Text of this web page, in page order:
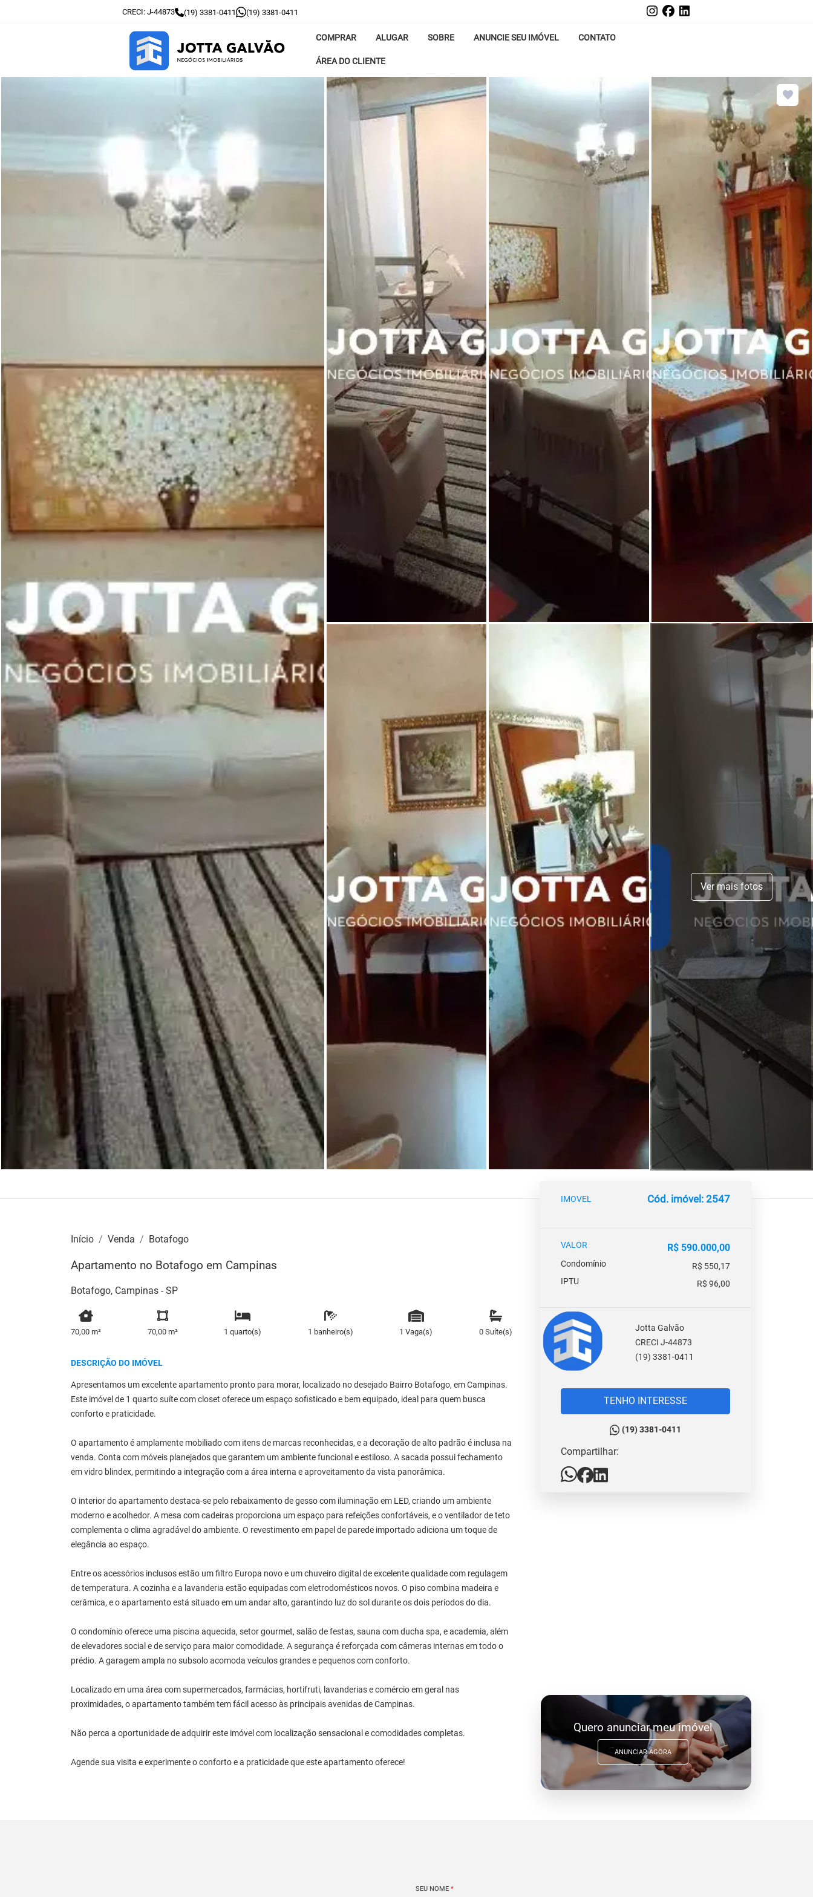
CRECI: J-44873 (19) 3381-0411 (19) 3381-0411
COMPRAR ALUGAR SOBRE ANUNCIE SEU IMÓVEL CONTATO
ÁREA DO CLIENTE
Ver mais fotos
Início Venda Botafogo
Apartamento no Botafogo em Campinas
Botafogo, Campinas - SP
70,00 m² 70,00 m² 1 quarto(s) 1 banheiro(s) 1 Vaga(s) 0 Suíte(s)
DESCRIÇÃO DO IMÓVEL
Apresentamos um excelente apartamento pronto para morar, localizado no desejado Bairro Botafogo, em Campinas.
Este imóvel de 1 quarto suíte com closet oferece um espaço sofisticado e bem equipado, ideal para quem busca
conforto e praticidade.
O apartamento é amplamente mobiliado com itens de marcas reconhecidas, e a decoração de alto padrão é inclusa na
venda. Conta com móveis planejados que garantem um ambiente funcional e estiloso. A sacada possui fechamento
em vidro blindex, permitindo a integração com a área interna e aproveitamento da vista panorâmica.
O interior do apartamento destaca-se pelo rebaixamento de gesso com iluminação em LED, criando um ambiente
moderno e acolhedor. A mesa com cadeiras proporciona um espaço para refeições confortáveis, e o ventilador de teto
complementa o clima agradável do ambiente. O revestimento em papel de parede importado adiciona um toque de
elegância ao espaço.
Entre os acessórios inclusos estão um filtro Europa novo e um chuveiro digital de excelente qualidade com regulagem
de temperatura. A cozinha e a lavanderia estão equipadas com eletrodomésticos novos. O piso combina madeira e
cerâmica, e o apartamento está situado em um andar alto, garantindo luz do sol durante os dois períodos do dia.
O condomínio oferece uma piscina aquecida, setor gourmet, salão de festas, sauna com ducha spa, e academia, além
de elevadores social e de serviço para maior comodidade. A segurança é reforçada com câmeras internas em todo o
prédio. A garagem ampla no subsolo acomoda veículos grandes e pequenos com conforto.
Localizado em uma área com supermercados, farmácias, hortifruti, lavanderias e comércio em geral nas
proximidades, o apartamento também tem fácil acesso às principais avenidas de Campinas.
Não perca a oportunidade de adquirir este imóvel com localização sensacional e comodidades completas.
Agende sua visita e experimente o conforto e a praticidade que este apartamento oferece!
IMOVEL Cód. imóvel: 2547
VALOR R$ 590.000,00
Condomínio
R$ 550,17
IPTU
R$ 96,00
Jotta Galvão
CRECI J-44873
(19) 3381-0411
TENHO INTERESSE
(19) 3381-0411
Compartilhar:
Quero anunciar meu imóvel
ANUNCIAR AGORA
SEU NOME *